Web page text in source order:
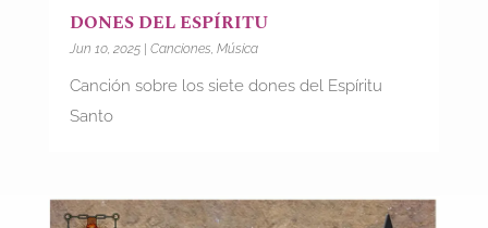
DONES DEL ESPÍRITU
Jun 10, 2025| Canciones, Música
Canción sobre los siete dones del Espíritu
Santo